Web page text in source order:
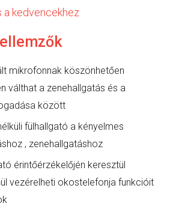
a kedvencekhez
mikrofonnak köszönhetően
válthat a zenehallgatás és a
között
fülhallgató a kényelmes
, zenehallgatáshoz
érintőérzékelőjén keresztül
vezérelheti okostelefonja funkcióit